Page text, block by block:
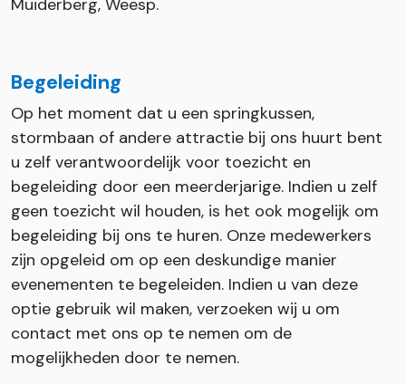
Begeleiding
Op het moment dat u een springkussen,
stormbaan of andere attractie bij ons huurt bent
u zelf verantwoordelijk voor toezicht en
begeleiding door een meerderjarige. Indien u zelf
geen toezicht wil houden, is het ook mogelijk om
begeleiding bij ons te huren. Onze medewerkers
zijn opgeleid om op een deskundige manier
evenementen te begeleiden. Indien u van deze
optie gebruik wil maken, verzoeken wij u om
contact met ons op te nemen om de
mogelijkheden door te nemen.